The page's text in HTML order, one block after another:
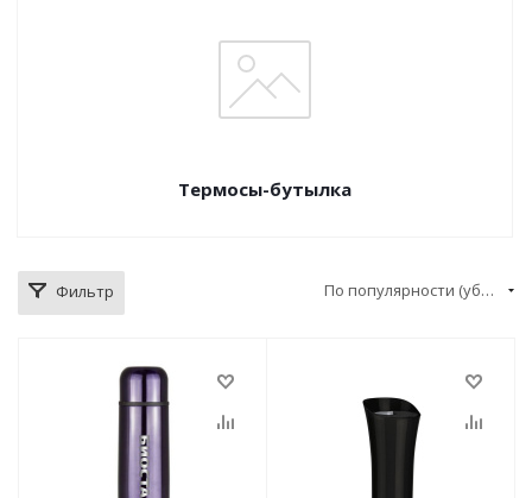
Термосы-бутылка
Фильтр По популярности (убывание)